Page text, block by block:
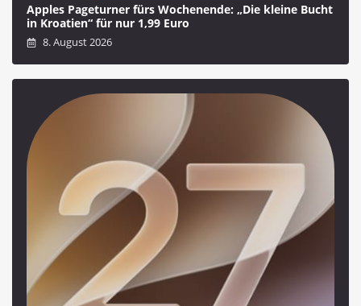
Apples Pageturner fürs Wochenende: „Die kleine Bucht
in Kroatien“ für nur 1,99 Euro
8. August 2026